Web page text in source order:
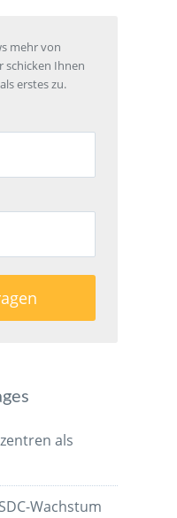
mehr von
schicken Ihnen
erstes zu.
als
Wachstum